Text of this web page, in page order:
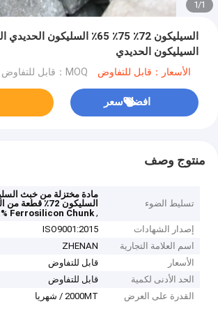
1
/
1
السيليكون 72٪ 75٪ 65٪ السليكون
السيليكون الحديدي
الأسعار：قابل للتفاوض MOQ：قابل للتفاوض
افضل سعر
منتوج وصف
تسليط الضوء
مادة مختزلة من خبث
السليكون 72٪ قطعة من السيليكون الحديدي
,
Ferrosilicon Chunk
إصدار الشهادات
ISO9001:2015
اسم العلامة التجارية
ZHENAN
الأسعار
قابل للتفاوض
الحد الأدنى لكمية
قابل للتفاوض
القدرة على العرض
2000MT / شهريا